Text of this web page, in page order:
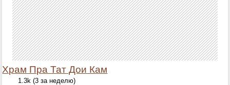
Храм Пра Тат Дои Кам
1.3k (3 за неделю)